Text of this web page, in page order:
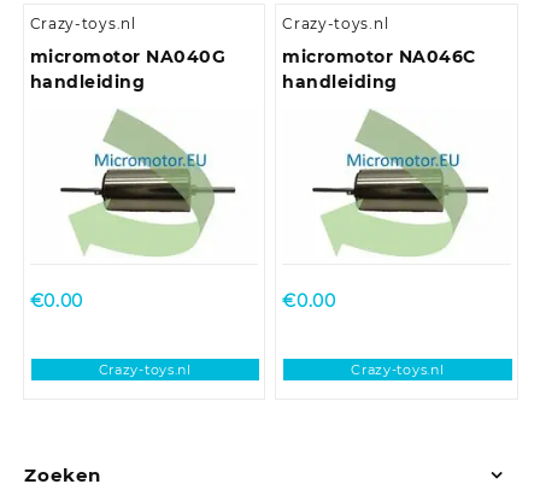
Crazy-toys.nl
micromotor NA040G
handleiding
€0.00
Crazy-toys.nl
Crazy-toys.nl
micromotor NA046C
handleiding
€0.00
Crazy-toys.nl
Zoeken